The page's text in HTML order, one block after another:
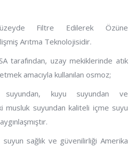
Filtre Edilerek Özüne
Arıtma Teknolojisidir.
tarafından, uzay mekiklerinde atık
amacıyla kullanılan osmoz;
suyundan, kuyu suyundan ve
musluk suyundan kaliteli içme suyu
sağlık ve güvenilirliği Amerika